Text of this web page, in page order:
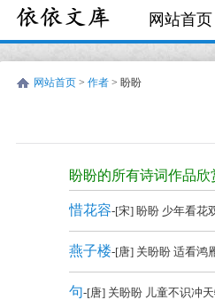
网站首页
网站首页 > 作者 > 盼盼
盼
盼盼的所有诗词作品欣
惜花容-[宋] 盼盼 少年看花
燕子楼-[唐] 关盼盼 适看鸿
句-[唐] 关盼盼 儿童不识冲